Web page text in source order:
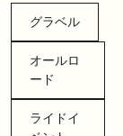
グラベル
オールロ
ード
ライドイ